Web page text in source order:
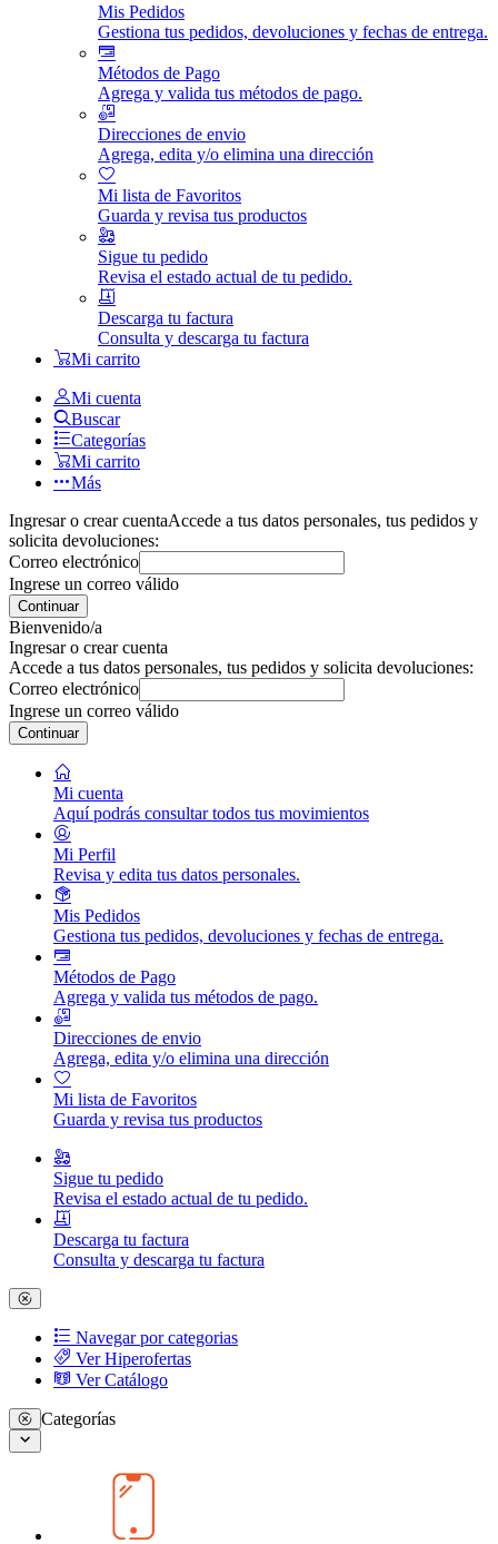
Mis Pedidos
Gestiona tus pedidos, devoluciones y fechas de entrega.
Métodos de Pago
Agrega y valida tus métodos de pago.
Direcciones de envio
Agrega, edita y/o elimina una dirección
Mi lista de Favoritos
Guarda y revisa tus productos
Sigue tu pedido
Revisa el estado actual de tu pedido.
Descarga tu factura
Consulta y descarga tu factura
Mi carrito
Mi cuenta
Buscar
Categorías
Mi carrito
Más
Ingresar o crear cuentaAccede a tus datos personales, tus pedidos y
solicita devoluciones:
Correo electrónico
Ingrese un correo válido
Continuar
Bienvenido/a
Ingresar o crear cuenta
Accede a tus datos personales, tus pedidos y solicita devoluciones:
Correo electrónico
Ingrese un correo válido
Continuar
Mi cuenta
Aquí podrás consultar todos tus movimientos
Mi Perfil
Revisa y edita tus datos personales.
Mis Pedidos
Gestiona tus pedidos, devoluciones y fechas de entrega.
Métodos de Pago
Agrega y valida tus métodos de pago.
Direcciones de envio
Agrega, edita y/o elimina una dirección
Mi lista de Favoritos
Guarda y revisa tus productos
Sigue tu pedido
Revisa el estado actual de tu pedido.
Descarga tu factura
Consulta y descarga tu factura
Navegar por categorias
Ver Hiperofertas
Ver Catálogo
Categorías